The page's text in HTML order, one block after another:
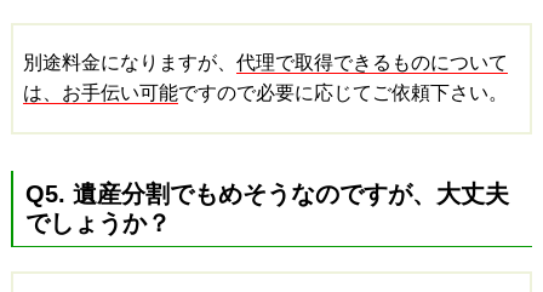
別途料金になりますが、代理で取得できるものについて
は、お手伝い可能ですので必要に応じてご依頼下さい。
Q5. 遺産分割でもめそうなのですが、大丈夫
でしょうか？